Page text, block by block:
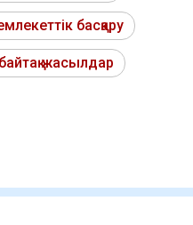
басқару
байтақ жасылдар